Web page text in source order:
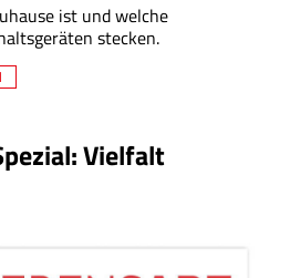
ist und welche
stecken.
Vielfalt